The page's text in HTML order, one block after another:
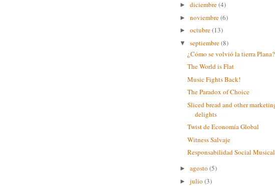
► diciembre(4)
► noviembre(6)
► octubre(13)
▼ septiembre(8)
¿Cómo se volvió la tierra Plana?
The World is Flat
Music Fights Back!
The Paradox of Choice
Sliced bread and other
delights
Twist de Economía Global
Witness Salvaje
Responsabilidad Social Musical
► agosto (5)
► julio (3)